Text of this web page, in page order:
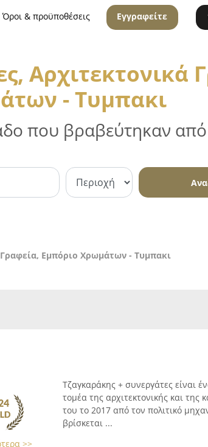
Όροι & προϋποθέσεις Εγγραφείτε
Αρχιτεκτονικά
- Τυμπακι
που βραβεύτηκαν
Γραφεία, Εμπόριο Χρωμάτων - Τυμπακι
>>
Τζαγκαράκης + συνεργάτες είναι
τομέα της αρχιτεκτονικής και της
του το 2017 από τον πολιτικό
βρίσκεται ...